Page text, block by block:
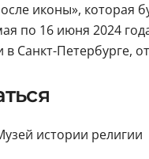
иконы», которая
по 16 июня 2024
в Санкт-Петербурге,
истории религии